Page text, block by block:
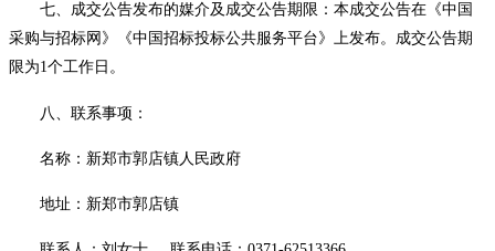
七、成交公告发布的媒介及成交公告期限 ： 本成交公告在《中国
采购与招标网》《中国招标投标公共服务平台》上发布。 成交公告期
限为1个工作日。
八、联系事项：
名称：新郑市郭店镇人民政府
地址：新郑市郭店镇